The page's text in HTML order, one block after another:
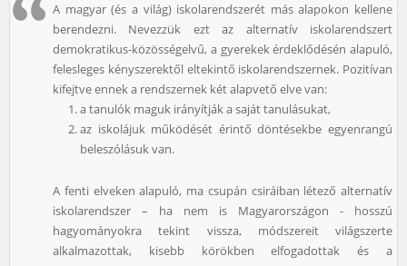
A magyar (és a világ) iskolarendszerét más alapokon kellene
berendezni. Nevezzük ezt az alternatív iskolarendszert
demokratikus-közösségelvű, a gyerekek érdeklődésén alapuló,
felesleges kényszerektől eltekintő iskolarendszernek. Pozitívan
kifejtve ennek a rendszernek két alapvető elve van:
a tanulók maguk irányítják a saját tanulásukat,
az iskolájuk működését érintő döntésekbe egyenrangú
beleszólásuk van.
A fenti elveken alapuló, ma csupán csiráiban létező alternatív
iskolarendszer – ha nem is Magyarországon - hosszú
hagyományokra tekint vissza, módszereit világszerte
alkalmazottak, kisebb körökben elfogadottak és a